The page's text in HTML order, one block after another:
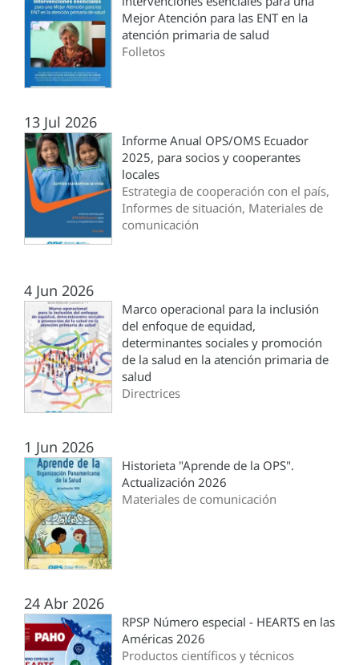
Mejor Atención para las ENT en la
atención primaria de salud
Folletos
13 Jul 2026
Informe Anual OPS/OMS Ecuador
2025, para socios y cooperantes
locales
Estrategia de cooperación con el país,
Informes de situación, Materiales de
comunicación
4 Jun 2026
Marco operacional para la inclusión
del enfoque de equidad,
determinantes sociales y promoción
de la salud en la atención primaria de
salud
Directrices
1 Jun 2026
Historieta "Aprende de la OPS".
Actualización 2026
Materiales de comunicación
24 Abr 2026
RPSP Número especial - HEARTS en las
Américas 2026
Productos científicos y técnicos